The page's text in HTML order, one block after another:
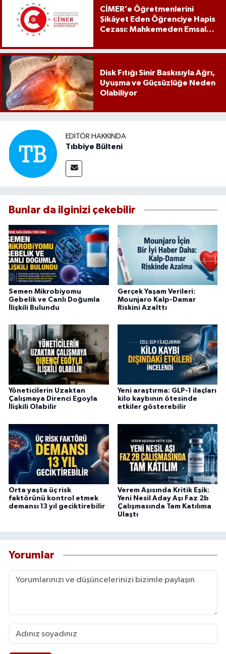
CİMER’e Öğretmenlerini
Şikâyet Eden Öğrenciye Hapis
Cezası: Mahkemeden Emsal
Disk Fıtığı Sinir Baskısıyla Ağrı,
Uyuşma ve Güçsüzlüğe Neden
Olabiliyor
EDITÖR HAKKINDA
Tıbbiye Bülteni
Bunlar da ilginizi çekebilir
Semen Mikrobiyomu
Gebelik ve Canlı Doğumla
İlişkili Bulundu
Gerçek Yaşam Verileri:
Mounjaro Kalp-Damar
Riskini Azalttı
Yöneticilerin Uzaktan
Çalışmaya Direnci Egoyla
İlişkili Olabilir
Yeni araştırma: GLP-1 ilaçları
kilo kaybının ötesinde
etkiler gösterebilir
Orta yaşta üç risk
faktörünü kontrol etmek
demansı 13 yıl geciktirebilir
Verem Aşısında Kritik Eşik:
Yeni Nesil Aday Aşı Faz 2b
Çalışmasında Tam Katılıma
Ulaştı
Yorumlar